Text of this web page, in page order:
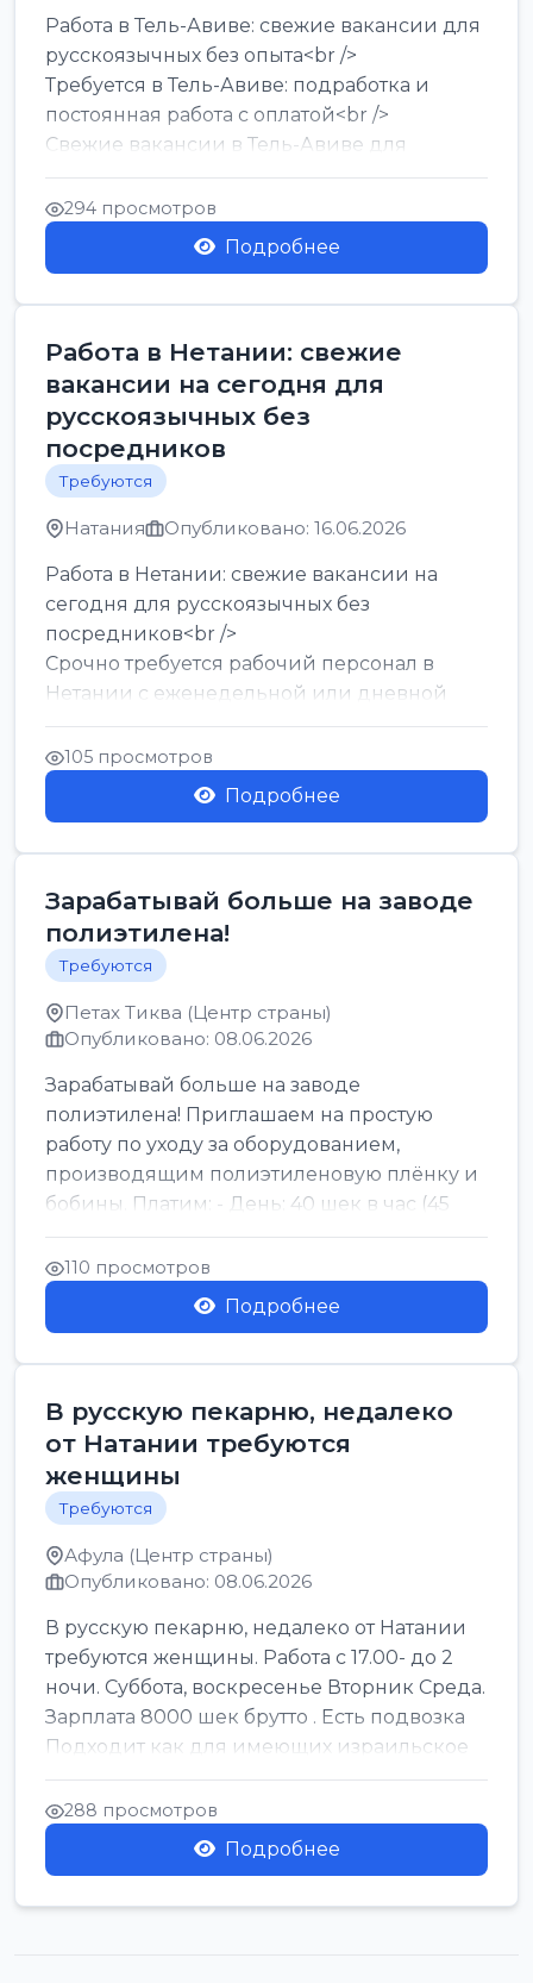
Работа в Тель-Авиве: свежие вакансии для
русскоязычных без опыта<br />
Требуется в Тель-Авиве: подработка и
постоянная работа с оплатой<br />
Свежие вакансии в Тель-Авиве для
мужчин и женщин от хозя...
294 просмотров
Подробнее
Работа в Нетании: свежие
вакансии на сегодня для
русскоязычных без
посредников
Требуются
Натания Опубликовано: 16.06.2026
Работа в Нетании: свежие вакансии на
сегодня для русскоязычных без
посредников<br />
Срочно требуется рабочий персонал в
Нетании с еженедельной или дневной
оплатой<br />
Свежие вакансии в Нетании дл...
105 просмотров
Подробнее
Зарабатывай больше на заводе
полиэтилена!
Требуются
Петах Тиква (Центр страны)
Опубликовано: 08.06.2026
Зарабатывай больше на заводе
полиэтилена! Приглашаем на простую
работу по уходу за оборудованием,
производящим полиэтиленовую плёнку и
бобины. Платим: - День: 40 шек в час (45
для синих бумаг и виз) -...
110 просмотров
Подробнее
В русскую пекарню, недалеко
от Натании требуются
женщины
Требуются
Афула (Центр страны)
Опубликовано: 08.06.2026
В русскую пекарню, недалеко от Натании
требуются женщины. Работа с 17.00- до 2
ночи. Суббота, воскресенье Вторник Среда.
Зарплата 8000 шек брутто . Есть подвозка
Подходит как для имеющих израильское
г...
288 просмотров
Подробнее